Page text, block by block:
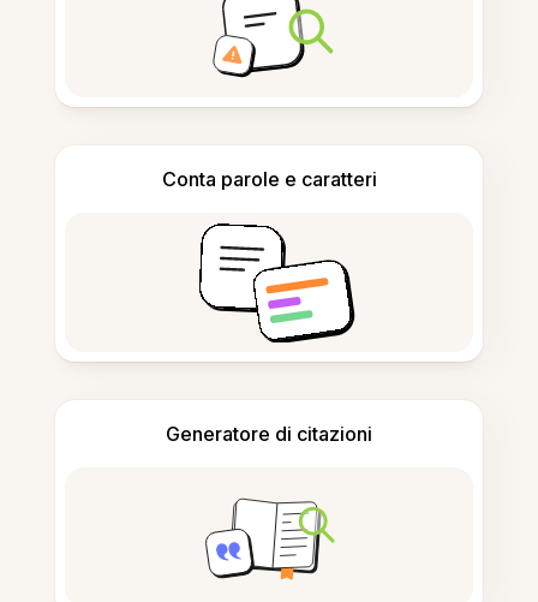
Conta parole e caratteri
Generatore di citazioni